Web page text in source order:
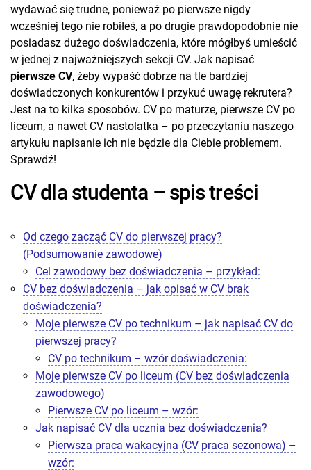
wydawać się trudne, ponieważ po pierwsze nigdy
wcześniej tego nie robiłeś, a po drugie prawdopodobnie nie
posiadasz dużego doświadczenia, które mógłbyś umieścić
w jednej z najważniejszych sekcji CV. Jak napisać
pierwsze CV, żeby wypaść dobrze na tle bardziej
doświadczonych konkurentów i przykuć uwagę rekrutera?
Jest na to kilka sposobów. CV po maturze, pierwsze CV po
liceum, a nawet CV nastolatka – po przeczytaniu naszego
artykułu napisanie ich nie będzie dla Ciebie problemem.
Sprawdź!
CV dla studenta – spis treści
Od czego zacząć CV do pierwszej pracy?
(Podsumowanie zawodowe)
Cel zawodowy bez doświadczenia – przykład:
CV bez doświadczenia – jak opisać w CV brak
doświadczenia?
Moje pierwsze CV po technikum – jak napisać CV do
pierwszej pracy?
CV po technikum – wzór doświadczenia:
Moje pierwsze CV po liceum (CV bez doświadczenia
zawodowego)
Pierwsze CV po liceum – wzór:
Jak napisać CV dla ucznia bez doświadczenia?
Pierwsza praca wakacyjna (CV praca sezonowa) –
wzór: